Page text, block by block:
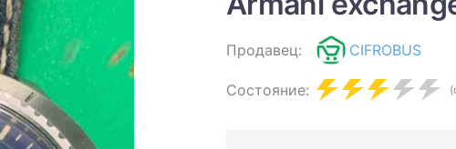
Продавец: CIFROBUS
Состояние: